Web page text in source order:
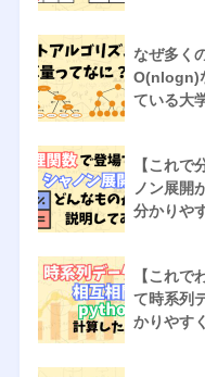
なぜ多く
O(nlogn)
ている大
【これで
ノン展開
分かりや
【これ
て時系列
かりやす